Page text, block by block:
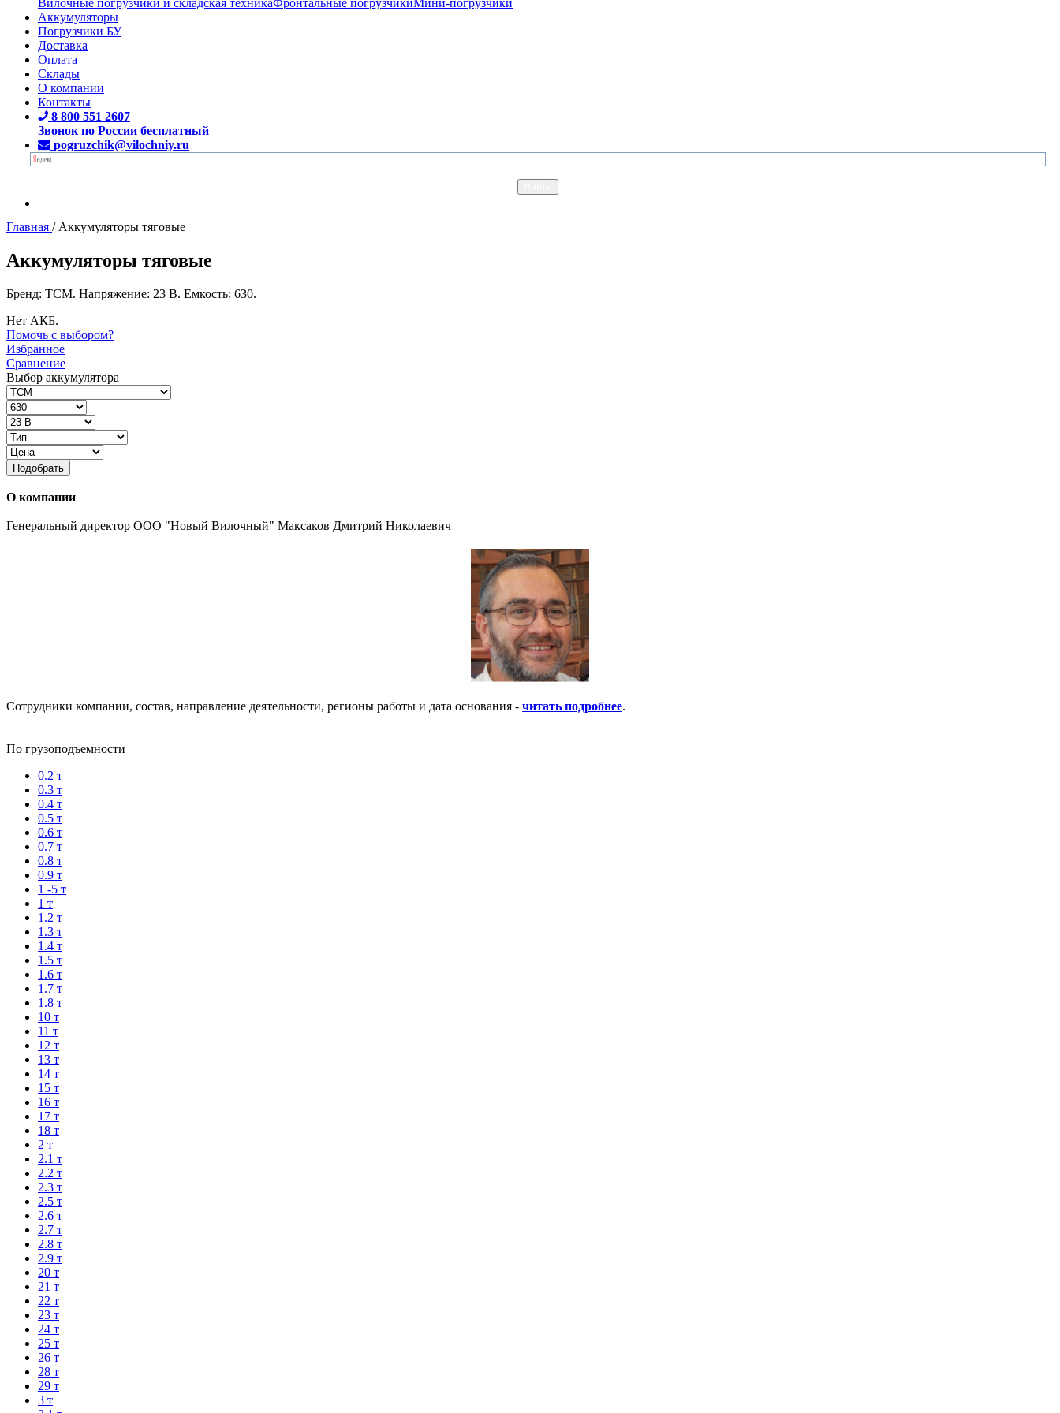
Аккумуляторы
Погрузчики БУ
Доставка
Оплата
Склады
О компании
Контакты
8 800 551 2607
Звонок по России бесплатный
pogruzchik@vilochniy.ru
Главная / Аккумуляторы тяговые
Аккумуляторы тяговые
Бренд: TCM. Напряжение: 23 В. Емкость: 630.
Нет АКБ.
Помочь с выбором?
Избранное
Сравнение
Выбор аккумулятора
Подобрать
О компании
Генеральный директор ООО "Новый Вилочный" Максаков Дмитрий Николаевич
Сотрудники компании, состав, направление деятельности, регионы работы и дата основания - читать подробнее.
По грузоподъемности
0.2 т
0.3 т
0.4 т
0.5 т
0.6 т
0.7 т
0.8 т
0.9 т
1 -5 т
1 т
1.2 т
1.3 т
1.4 т
1.5 т
1.6 т
1.7 т
1.8 т
10 т
11 т
12 т
13 т
14 т
15 т
16 т
17 т
18 т
2 т
2.1 т
2.2 т
2.3 т
2.5 т
2.6 т
2.7 т
2.8 т
2.9 т
20 т
21 т
22 т
23 т
24 т
25 т
26 т
28 т
29 т
3 т